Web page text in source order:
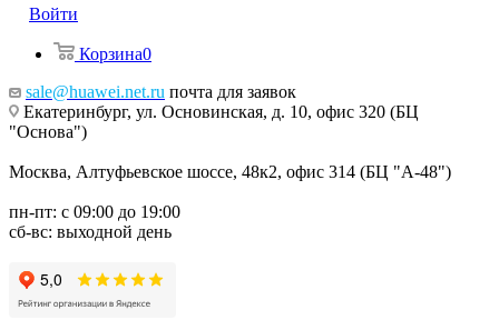
Войти
Корзина0
sale@huawei.net.ru почта для заявок
Екатеринбург, ул. Основинская, д. 10, офис 320 (БЦ
"Основа")
Москва, Алтуфьевское шоссе, 48к2, офис 314 (БЦ "А-48")
пн-пт: с 09:00 до 19:00
сб-вс: выходной день